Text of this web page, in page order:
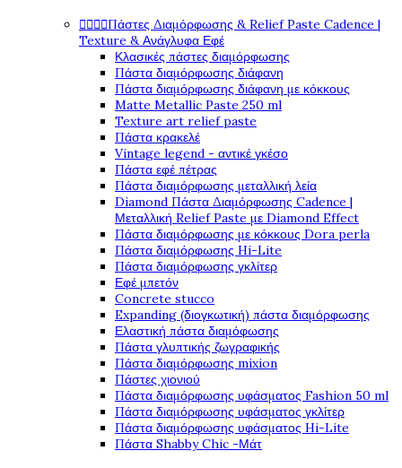
Πάστες Διαμόρφωσης & Relief Paste Cadence |
Texture & Ανάγλυφα Εφέ
Κλασικές πάστες διαμόρφωσης
Πάστα διαμόρφωσης διάφανη
Πάστα διαμόρφωσης διάφανη με κόκκους
Matte Metallic Paste 250 ml
Texture art relief paste
Πάστα κρακελέ
Vintage legend - αντικέ γκέσο
Πάστα εφέ πέτρας
Πάστα διαμόρφωσης μεταλλική λεία
Diamond Πάστα Διαμόρφωσης Cadence |
Μεταλλική Relief Paste με Diamond Effect
Πάστα διαμόρφωσης με κόκκους Dora perla
Πάστα διαμόρφωσης Hi-Lite
Πάστα διαμόρφωσης γκλίτερ
Εφέ μπετόν
Concrete stucco
Expanding (διογκωτική) πάστα διαμόρφωσης
Ελαστική πάστα διαμόφωσης
Πάστα γλυπτικής ζωγραφικής
Πάστα διαμόρφωσης mixion
Πάστες χιονιού
Πάστα διαμόρφωσης υφάσματος Fashion 50 ml
Πάστα διαμόρφωσης υφάσματος γκλίτερ
Πάστα διαμόρφωσης υφάσματος Hi-Lite
Πάστα Shabby Chic -Μάτ